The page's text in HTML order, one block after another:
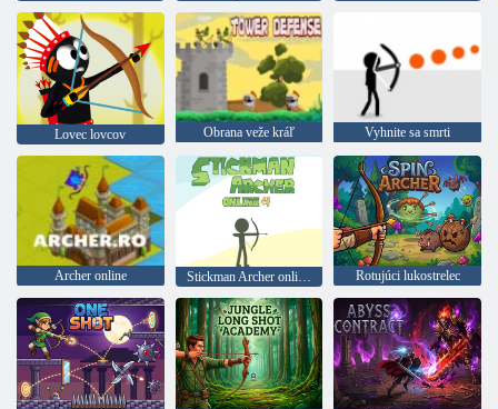
Lovec lovcov Obrana veže kráľ Vyhnite sa smrti
Archer online Stickman Archer online 4 Rotujúci lukostrelec